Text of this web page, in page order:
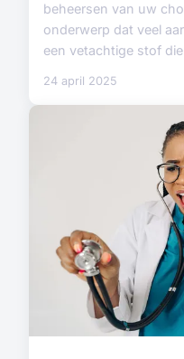
beheersen van uw
onderwerp dat veel
een vetachtige stof
24 april 2025